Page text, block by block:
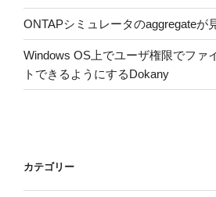
ONTAPシミュレータのaggregateが
Windows OS上でユーザ権限でファ
トできるようにするDokany
カテゴリー